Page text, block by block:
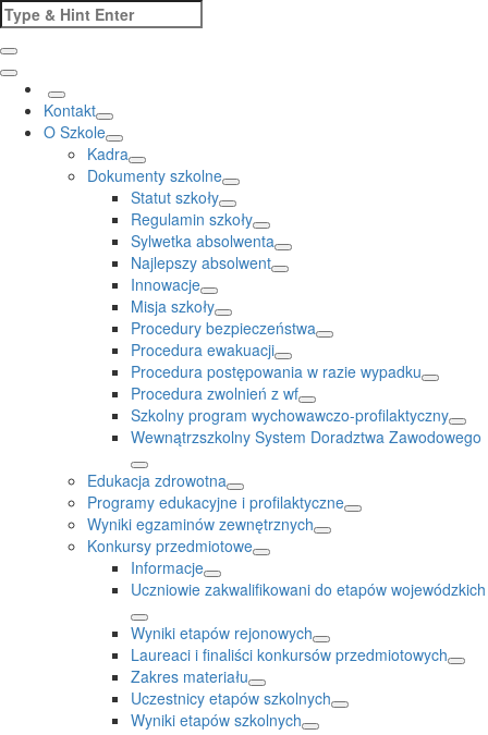
Skip
to
content
Search
for:
Kontakt
O Szkole
Kadra
Dokumenty szkolne
Statut szkoły
Regulamin szkoły
Sylwetka absolwenta
Najlepszy absolwent
Innowacje
Misja szkoły
Procedury bezpieczeństwa
Procedura ewakuacji
Procedura postępowania w razie wypadku
Procedura zwolnień z wf
Szkolny program wychowawczo-profilaktyczny
Wewnątrzszkolny System Doradztwa Zawodowego
Edukacja zdrowotna
Programy edukacyjne i profilaktyczne
Wyniki egzaminów zewnętrznych
Konkursy przedmiotowe
Informacje
Uczniowie zakwalifikowani do etapów wojewódzkich
Wyniki etapów rejonowych
Laureaci i finaliści konkursów przedmiotowych
Zakres materiału
Uczestnicy etapów szkolnych
Wyniki etapów szkolnych